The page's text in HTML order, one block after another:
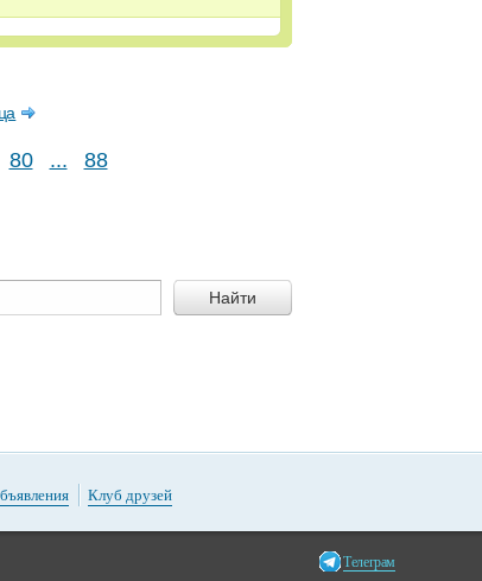
80 ... 88
Найти
Клуб друзей
Телеграм